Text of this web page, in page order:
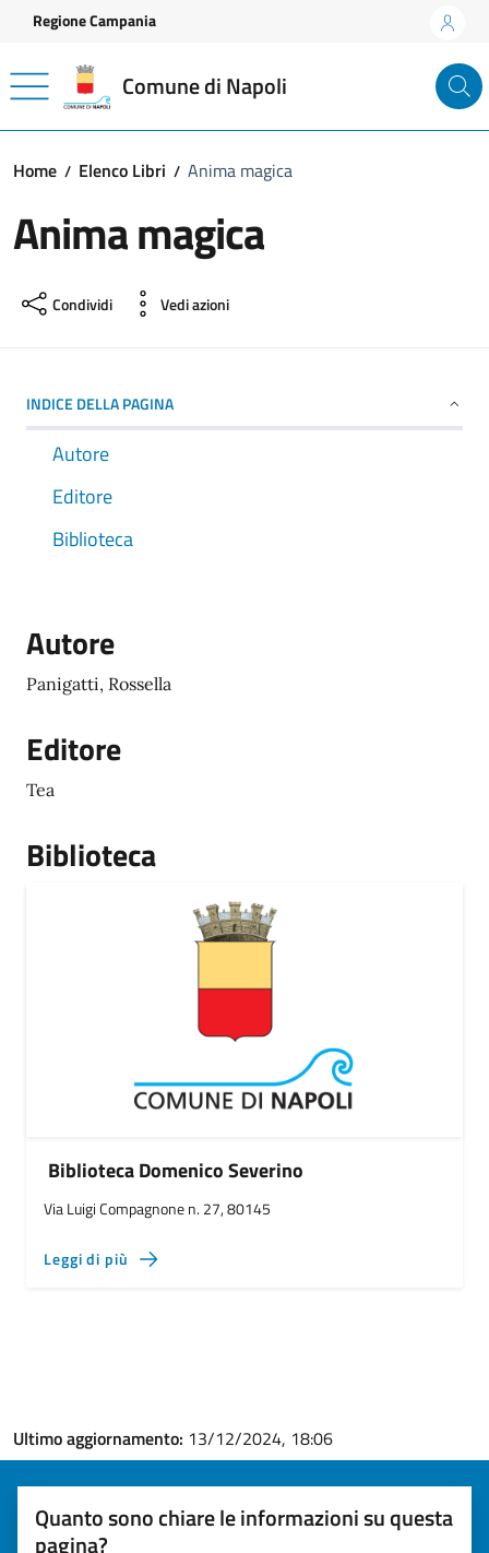
Vai ai contenuti
Vai al footer
Regione Campania
Comune di Napoli
Home Elenco Libri Anima magica
Anima magica
Condividi Vedi azioni
INDICE DELLA PAGINA
Autore
Editore
Biblioteca
Autore
Panigatti, Rossella
Editore
Tea
Biblioteca
Biblioteca Domenico Severino
Via Luigi Compagnone n. 27, 80145
Leggi di più
Ultimo aggiornamento: 13/12/2024, 18:06
Quanto sono chiare le informazioni su questa
pagina?